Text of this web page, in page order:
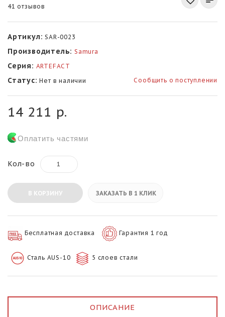
41 отзывов
Артикул: SAR-0023
Производитель: Samura
Серия: ARTEFACT
Статус: Нет в наличии Сообщить о поступлении
14 211 р.
Оплатить частями
Кол-во
В КОРЗИНУ ЗАКАЗАТЬ В 1 КЛИК
Бесплатная доставка Гарантия 1 год
Сталь AUS-10 5 слоев стали
ОПИСАНИЕ